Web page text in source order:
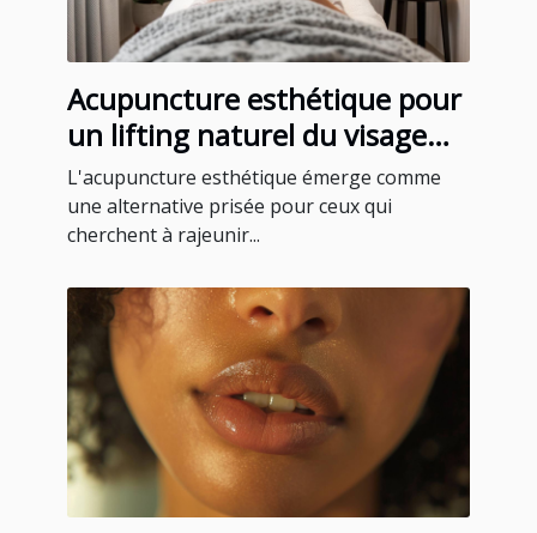
Acupuncture esthétique pour
un lifting naturel du visage
efficacité et conseils
L'acupuncture esthétique émerge comme
une alternative prisée pour ceux qui
cherchent à rajeunir...